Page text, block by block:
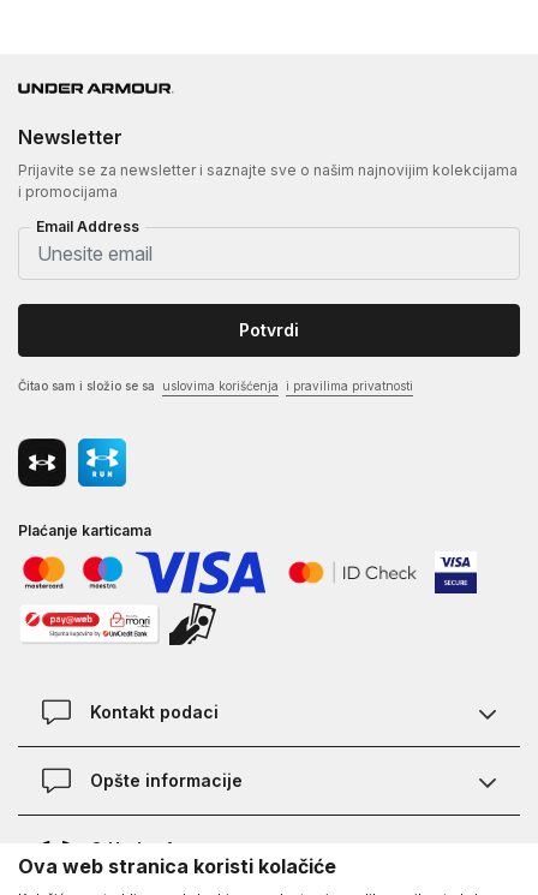
Newsletter
Prijavite se za newsletter i saznajte sve o našim najnovijim kolekcijama
i promocijama
Email Address
Potvrdi
Čitao sam i složio se sa uslovima korišćenja i pravilima privatnosti
Plaćanje karticama
Kontakt podaci
Kontakt
Opšte informacije
Provjera statusa porudžbine
O Under Armour-u
Ova web stranica koristi kolačiće